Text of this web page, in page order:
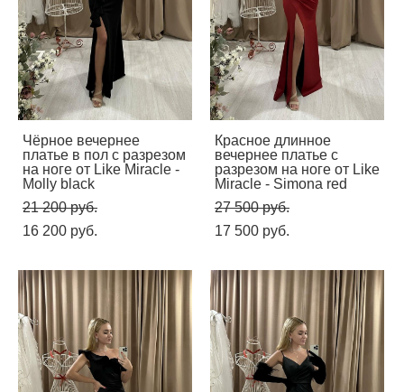
Чёрное вечернее
платье в пол с разрезом
на ноге от Like Miracle -
Molly black
21 200 pуб.
16 200 pуб.
Красное длинное
вечернее платье с
разрезом на ноге от Like
Miracle - Simona red
27 500 pуб.
17 500 pуб.